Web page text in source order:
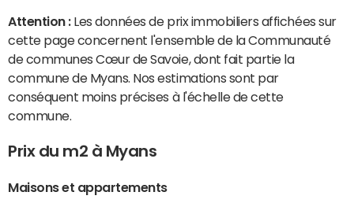
Attention : Les données de prix immobiliers affichées sur
cette page concernent l'ensemble de la Communauté
de communes Cœur de Savoie, dont fait partie la
commune de Myans. Nos estimations sont par
conséquent moins précises à l'échelle de cette
commune.
Prix du m2 à Myans
Maisons et appartements